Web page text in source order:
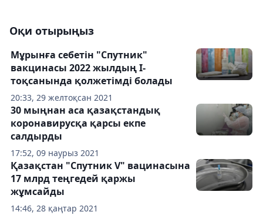
Оқи отырыңыз
20:33, 29 желтоқсан 2021
Мұрынға себетін "Спутник"
вакцинасы 2022 жылдың І-
тоқсанында қолжетімді болады
17:52, 09 наурыз 2021
30 мыңнан аса қазақстандық
коронавирусқа қарсы екпе
салдырды
14:46, 28 қаңтар 2021
Қазақстан "Спутник V" вацинасына
17 млрд теңгедей қаржы
жұмсайды